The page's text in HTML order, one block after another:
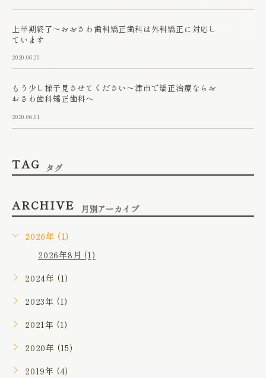
上半期終了～おおさわ歯科矯正歯科は外科矯正に対応し
ています
2020.06.30
もう少し様子見させてください～津市で矯正治療ならお
おさわ歯科矯正歯科へ
2020.06.01
TAG タグ
ARCHIVE 月別アーカイブ
2026年 (1)
2026年8月 (1)
2024年 (1)
2023年 (1)
2021年 (1)
2020年 (15)
2019年 (4)